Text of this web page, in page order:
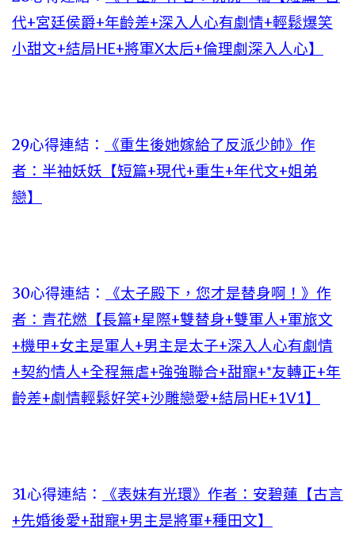
代+宮廷侯爵+年齡差+深入人心有劇情+輕鬆爆笑
小甜文+結局HE+將軍X太后+倫理劇深入人心】
29心得連結：
《重生後她嫁給了反派少帥》作
者：半袖妖妖【短篇+現代+重生+年代文+姐弟
戀】
30心得連結：
《太子殿下，您才是替身啊！》作
者：青花燃【長篇+星際+雙替身+雙軍人+軍旅文
+機甲+女主是軍人+男主是太子+深入人心有劇情
+契約情人+全程無虐+強強聯合+甜寵+*友轉正+年
齡差+劇情輕鬆好笑+沙雕戀愛+結局HE+1V1】
31心得連結：
《表妹有光環》作者：安碧蓮【古言
+先婚後愛+甜寵+男主是將軍+種田文】